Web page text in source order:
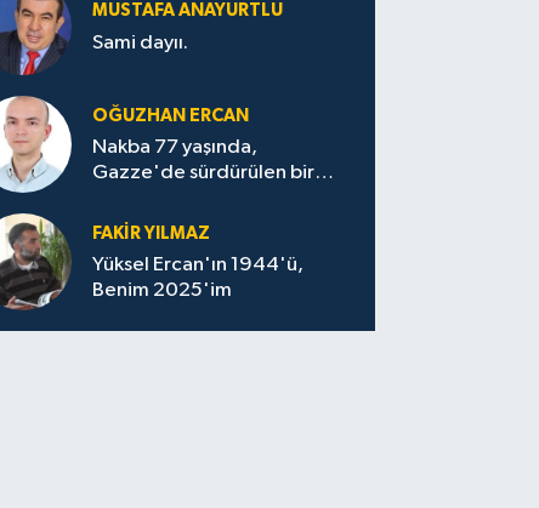
MUSTAFA ANAYURTLU
Sami dayıı.
OĞUZHAN ERCAN
Nakba 77 yaşında,
Gazze'de sürdürülen bir
FAKİR YILMAZ
Yüksel Ercan'ın 1944'ü,
Benim 2025'im